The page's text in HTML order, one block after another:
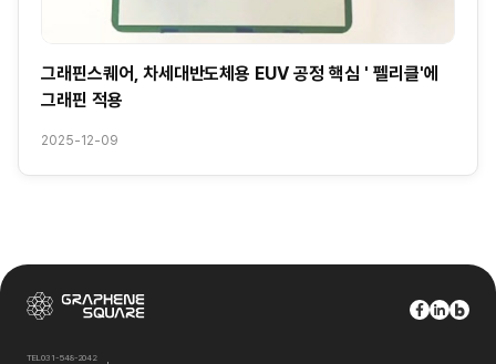
그래핀스퀘어, 차세대반도체용 EUV 공정 핵심 ' 펠리클'에
그래핀 적용
2025-12-09
TEL 031-548-2042